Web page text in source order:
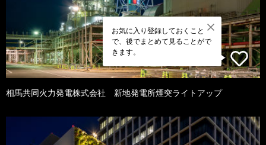
お気に入り登録しておくこと
で、後でまとめて見ることがで
きます。
相馬共同火力発電株式会社 新地発電所煙突ライトアップ